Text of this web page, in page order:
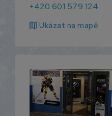
+420 601 579 124
map Ukázat na mapě